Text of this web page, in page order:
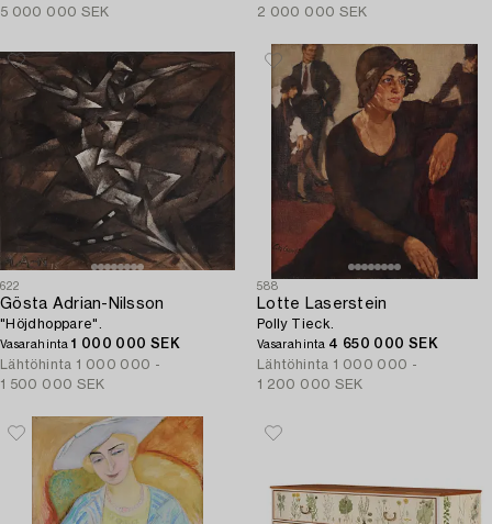
5 000 000 SEK
2 000 000 SEK
622
Gösta Adrian-Nilsson
"Höjdhoppare".
Vasarahinta1 000 000 SEK
Lähtöhinta 1 000 000 -
1 500 000 SEK
588
Lotte Laserstein
Polly Tieck.
Vasarahinta 4 650 000 SEK
Lähtöhinta 1 000 000 -
1 200 000 SEK